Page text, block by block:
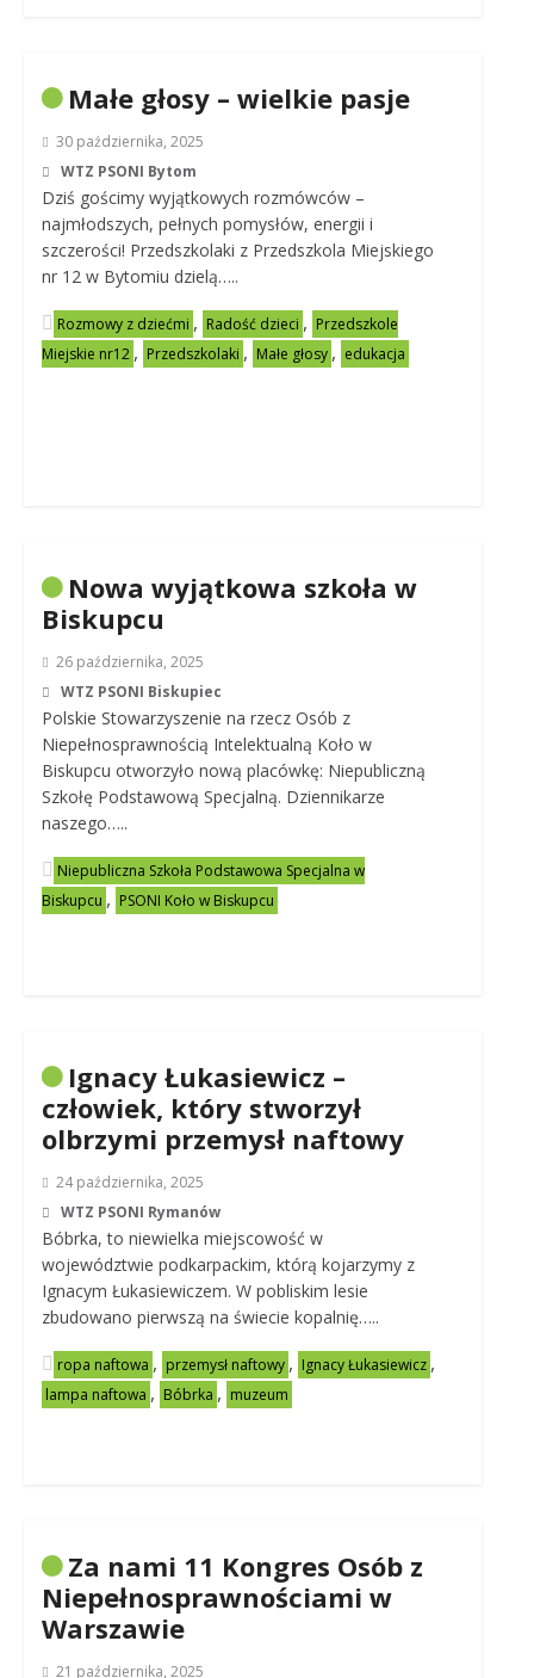
Małe głosy – wielkie pasje
30 października, 2025
WTZ PSONI Bytom
Dziś gościmy wyjątkowych rozmówców –
najmłodszych, pełnych pomysłów, energii i
szczerości! Przedszkolaki z Przedszkola Miejskiego
nr 12 w Bytomiu dzielą…..
Rozmowy z dziećmi , Radość dzieci , Przedszkole
Miejskie nr12 , Przedszkolaki , Małe głosy , edukacja
Nowa wyjątkowa szkoła w
Biskupcu
26 października, 2025
WTZ PSONI Biskupiec
Polskie Stowarzyszenie na rzecz Osób z
Niepełnosprawnością Intelektualną Koło w
Biskupcu otworzyło nową placówkę: Niepubliczną
Szkołę Podstawową Specjalną. Dziennikarze
naszego…..
Niepubliczna Szkoła Podstawowa Specjalna w
Biskupcu , PSONI Koło w Biskupcu
Ignacy Łukasiewicz –
człowiek, który stworzył
olbrzymi przemysł naftowy
24 października, 2025
WTZ PSONI Rymanów
Bóbrka, to niewielka miejscowość w
województwie podkarpackim, którą kojarzymy z
Ignacym Łukasiewiczem. W pobliskim lesie
zbudowano pierwszą na świecie kopalnię…..
ropa naftowa , przemysł naftowy , Ignacy Łukasiewicz ,
lampa naftowa , Bóbrka , muzeum
Za nami 11 Kongres Osób z
Niepełnosprawnościami w
Warszawie
21 października, 2025